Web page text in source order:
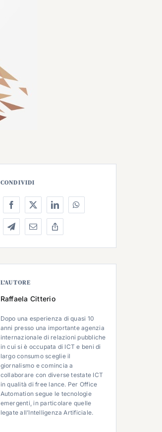
CONDIVIDI
L’AUTORE
Raffaela Citterio
Dopo una esperienza di quasi 10
anni presso una importante agenzia
internazionale di relazioni pubbliche
in cui si è occupata di ICT e beni di
largo consumo sceglie il
giornalismo e comincia a
collaborare con diverse testate ICT
in qualità di free lance. Per Office
Automation segue le tecnologie
emergenti, in particolare quelle
legate all’Intelligenza Artificiale.